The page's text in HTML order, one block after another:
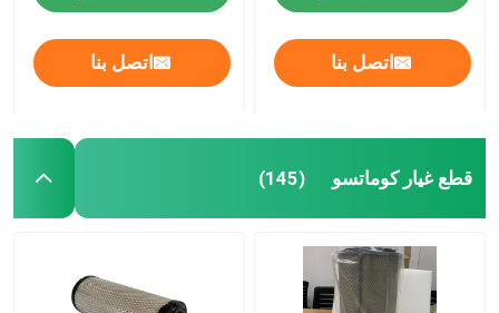
اتصل بنا اتصل بنا
قطع غيار كوماتسو (145)